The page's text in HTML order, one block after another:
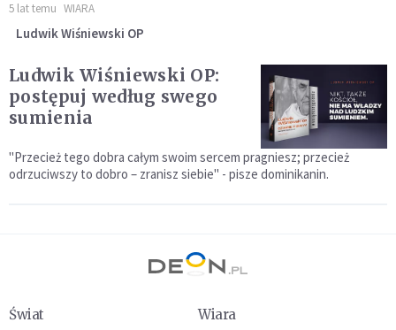
5 lat temu WIARA
Ludwik Wiśniewski OP
Ludwik Wiśniewski OP:
postępuj według swego
sumienia
"Przecież tego dobra całym swoim sercem pragniesz; przecież
odrzuciwszy to dobro – zranisz siebie" - pisze dominikanin.
Świat
Wiara